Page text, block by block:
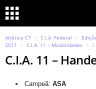
Atlética C7 C.I.A. Federal
2011
C.I.A. 11 – Modalidades
C.I.A. 11 –
Campeã: ASA